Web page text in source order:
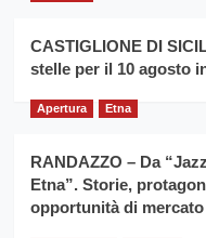
la
filiera
grano
per
il
anno
Franco
Caruso
CASTIGLIONE DI
stelle per il 10 agosto
Apertura Etna
RANDAZZO – Da
Etna”. Storie,
opportunità di mercato